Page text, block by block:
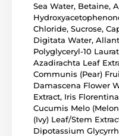
Sea Water, Betaine,
Chloride, Sucrose,
Digitata Water,
Polyglyceryl-10
Azadirachta Leaf
Communis (Pear)
Damascena Flower
Extract, Iris
Cucumis Melo
(Ivy) Leaf/Stem
Dipotassium